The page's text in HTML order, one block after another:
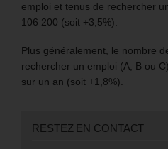
emploi et tenus de rechercher
106 200 (soit +3,5%).
Plus généralement, le nombre
rechercher un emploi (A, B ou
sur un an (soit +1,8%).
RESTEZ EN CONTACT